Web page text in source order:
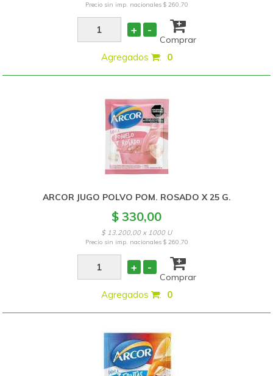
Precio sin imp. nacionales $ 260,70
+ -
Comprar
Agregados : 0
ARCOR JUGO POLVO POM. ROSADO X 25 G.
$ 330,00
$ 13.200,00 x 1000 U
Precio sin imp. nacionales $ 260,70
+ -
Comprar
Agregados : 0